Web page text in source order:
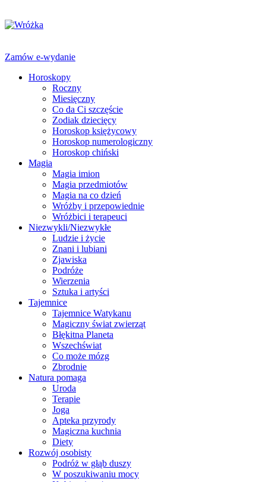
Zamów e-wydanie
Horoskopy
Roczny
Miesięczny
Co da Ci szczęście
Zodiak dziecięcy
Horoskop księżycowy
Horoskop numerologiczny
Horoskop chiński
Magia
Magia imion
Magia przedmiotów
Magia na co dzień
Wróżby i przepowiednie
Wróżbici i terapeuci
Niezwykli/Niezwykłe
Ludzie i życie
Znani i lubiani
Zjawiska
Podróże
Wierzenia
Sztuka i artyści
Tajemnice
Tajemnice Watykanu
Magiczny świat zwierząt
Błękitna Planeta
Wszechświat
Co może mózg
Zbrodnie
Natura pomaga
Uroda
Terapie
Joga
Apteka przyrody
Magiczna kuchnia
Diety
Rozwój osobisty
Podróż w głąb duszy
W poszukiwaniu mocy